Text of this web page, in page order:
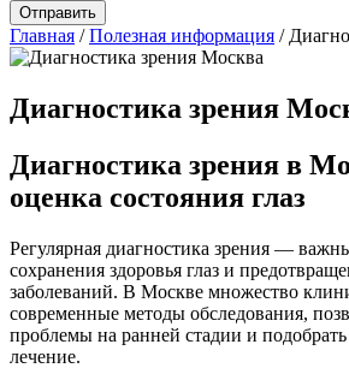
Главная / Полезная информация /
Диагностика зрения
Диагностика зрения в
оценка состояния глаз
Регулярная диагностика зрения —
сохранения здоровья глаз и
заболеваний. В Москве множество
современные методы обследования,
проблемы на ранней стадии и
лечение.